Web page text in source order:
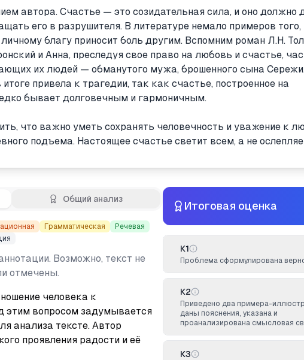
автора. Счастье — это созидательная сила, и оно должно
его в разрушителя. В литературе немало примеров того,
благу приносит боль другим. Вспомним роман Л.Н.
и Анна, преследуя свое право на любовь и счастье,
их людей — обманутого мужа, брошенного сына
привела к трагедии, так как счастье, построенное на
бывает долговечным и гармоничным.
что важно уметь сохранять человечность и уважение к
подъема. Настоящее счастье светит всем, а не
Общий анализ
Грамматическая
Речевая
Возможно, текст не
отмечены.
человека к
вопросом задумывается
анализа тексте. Автор
проявления радости и её
Итоговая оценка
К1
Проблема сформулирована
К2
Приведено два примера-
даны пояснения, указана и
проанализирована смысловая
К3